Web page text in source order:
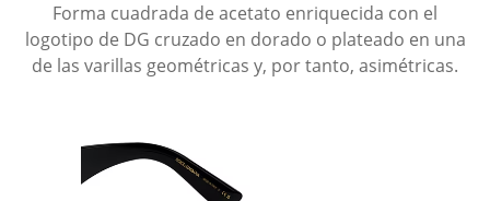
Forma cuadrada de acetato enriquecida con el
logotipo de DG cruzado en dorado o plateado en una
de las varillas geométricas y, por tanto, asimétricas.